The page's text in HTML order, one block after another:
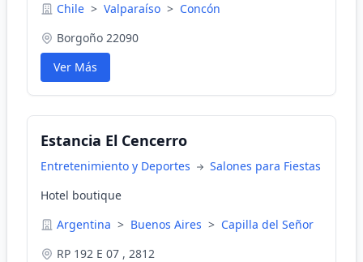
Chile > Valparaíso > Concón
Borgoño 22090
Ver Más
Estancia El Cencerro
Entretenimiento y Deportes
Salones para Fiestas
Hotel boutique
Argentina > Buenos Aires > Capilla del Señor
RP 192 E 07 , 2812